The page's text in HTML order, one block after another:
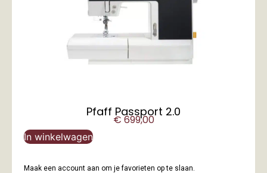
Pfaff Passport 2.0
€699,00
In winkelwagen
Maak een account aan om je favorieten op te slaan.